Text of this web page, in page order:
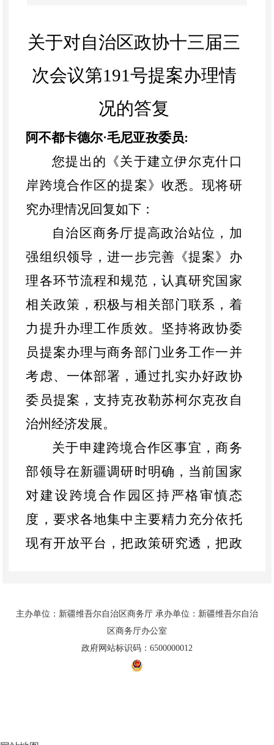
关于对自治区政协十三届三
次会议第191号提案办理情
况的答复
阿不都卡德尔·毛尼亚孜委员:
您提出的《关于建立伊尔克什口
岸跨境合作区的提案》收悉。现将研
究办理情况回复如下：
自治区商务厅提高政治站位，加
强组织领导，进一步完善《提案》办
理各环节流程和规范，认真研究国家
相关政策，积极与相关部门联系，着
力提升办理工作质效。坚持将政协委
员提案办理与商务部门业务工作一并
考虑、一体部署，通过扎实办好政协
委员提案，支持克孜勒苏柯尔克孜自
治州经济发展。
关于申建跨境合作区事宜，商务
部领导在新疆调研时明确，当前国家
对建设跨境合作园区持严格审慎态
度，要求各地集中主要精力充分依托
现有开放平台，把政策研究透，把政
接、政策优势相互叠加的健康发展模
式。目前，全国仅有中哈霍尔果斯国
际边境合作中心处于正常运营状态，
主办单位：新疆维吾尔自治区商务厅 承办单位：新疆维吾尔自治
区商务厅办公室
政府网站标识码：6500000012